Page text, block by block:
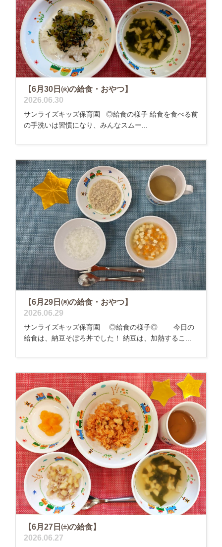
【6月30日㈫の給食・おやつ】
2026.06.30
サンライズキッズ保育園 ◎給食の様子 給食を食べる前
の手洗いは習慣になり、みんなスムー...
【6月29日㈪の給食・おやつ】
2026.06.29
サンライズキッズ保育園 ◎給食の様子◎ 今日の
給食は、納豆そぼろ丼でした！ 納豆は、加熱するこ...
【6月27日㈯の給食】
2026.06.27